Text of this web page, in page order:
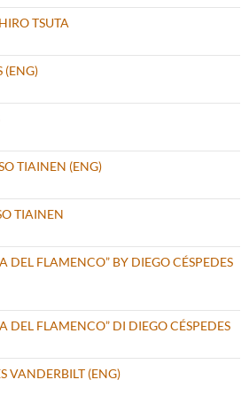
TSUTA
(ENG)
TIAINEN (ENG)
TIAINEN
DEL FLAMENCO” BY DIEGO CÉSPEDES
DEL FLAMENCO” DI DIEGO CÉSPEDES
VANDERBILT (ENG)